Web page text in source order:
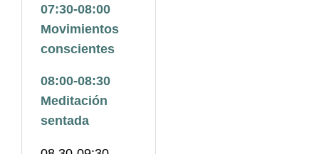
07:30-08:00
Movimientos
conscientes
08:00-08:30
Meditación
sentada